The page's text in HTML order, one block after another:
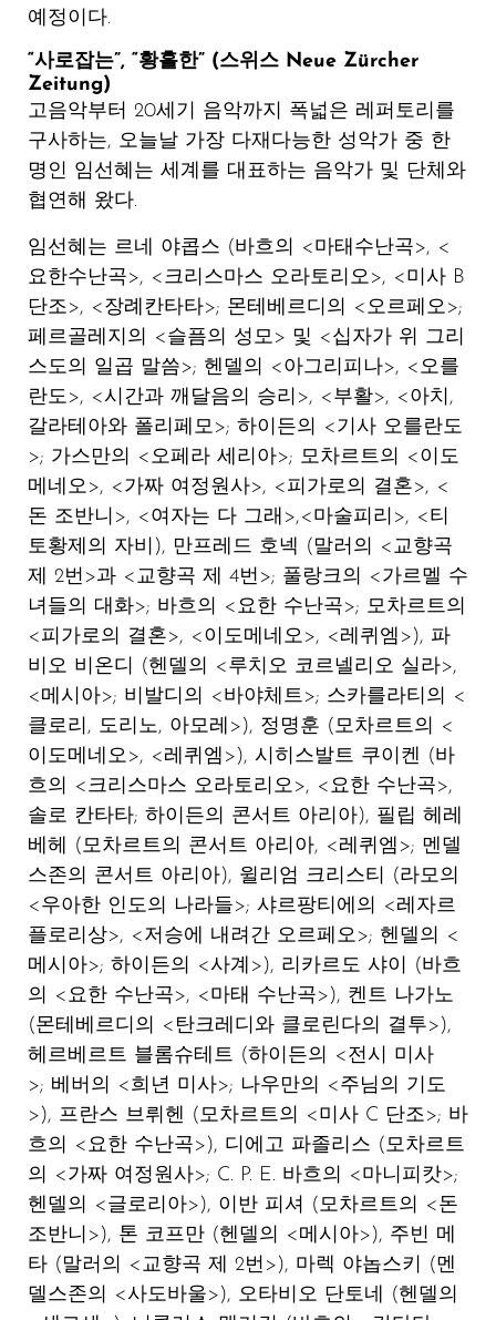
예정이다.
“사로잡는”, “황홀한” (스위스 Neue Zürcher
Zeitung)
고음악부터 20세기 음악까지 폭넓은 레퍼토리를
구사하는, 오늘날 가장 다재다능한 성악가 중 한
명인 임선혜는 세계를 대표하는 음악가 및 단체와
협연해 왔다.
임선혜는 르네 야콥스 (바흐의 <마태수난곡>, <
요한수난곡>, <크리스마스 오라토리오>, <미사 B
단조>, <장례칸타타>; 몬테베르디의 <오르페오>;
페르골레지의 <슬픔의 성모> 및 <십자가 위 그리
스도의 일곱 말씀>; 헨델의 <아그리피나>, <오를
란도>, <시간과 깨달음의 승리>, <부활>, <아치,
갈라테아와 폴리페모>; 하이든의 <기사 오를란도
>; 가스만의 <오페라 세리아>; 모차르트의 <이도
메네오>, <가짜 여정원사>, <피가로의 결혼>, <
돈 조반니>, <여자는 다 그래>,<마술피리>, <티
토황제의 자비), 만프레드 호넥 (말러의 <교향곡
제 2번>과 <교향곡 제 4번>; 풀랑크의 <가르멜 수
녀들의 대화>; 바흐의 <요한 수난곡>; 모차르트의
<피가로의 결혼>, <이도메네오>, <레퀴엠>), 파
비오 비온디
(헨델의 <루치오 코르넬리오 실라>,
<메시아>; 비발디의 <바야체트>; 스카를라티의 <
클로리, 도리노, 아모레>), 정명훈 (모차르트의 <
이도메네오>, <레퀴엠>), 시히스발트 쿠이켄 (바
흐의 <크리스마스 오라토리오>, <요한 수난곡>,
솔로 칸타타; 하이든의 콘서트 아리아), 필립 헤레
베헤
(모차르트의 콘서트 아리아, <레퀴엠>; 멘델
스존의 콘서트 아리아), 윌리엄 크리스티
(라모의
<우아한 인도의 나라들>; 샤르팡티에의 <레자르
플로리상>, <저승에 내려간 오르페오>; 헨델의 <
메시아>; 하이든의 <사계>), 리카르도 샤이
(바흐
의 <요한 수난곡>, <마태 수난곡>), 켄트 나가노
(몬테베르디의 <탄크레디와 클로린다의 결투>),
헤르베르트 블롬슈테트 (하이든의 <전시 미사
>; 베버의 <희년 미사>; 나우만의 <주님의 기도
>), 프란스 브뤼헨 (모차르트의 <미사 C 단조>; 바
흐의 <요한 수난곡>), 디에고 파졸리스 (모차르트
의 <가짜 여정원사>; C. P. E. 바흐의 <마니피캇>;
헨델의 <글로리아>), 이반 피셔
(모차르트의 <돈
조반니>), 톤 코프만 (헨델의 <메시아>), 주빈 메
타 (말러의 <교향곡 제 2번>), 마렉 야놉스키
(멘
델스존의 <사도바울>), 오타비오 단토네
(헨델의